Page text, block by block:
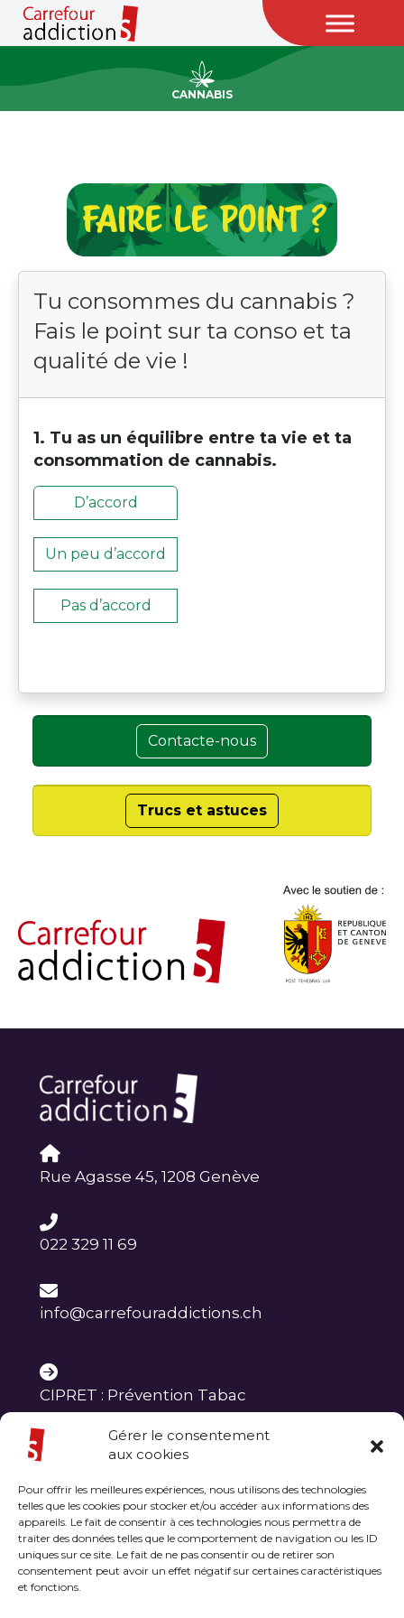
Gérer le consentement
aux cookies
Pour offrir les meilleures expériences, nous utilisons des technologies
telles que les cookies pour stocker et/ou accéder aux informations des
appareils. Le fait de consentir à ces technologies nous permettra de
traiter des données telles que le comportement de navigation ou les ID
uniques sur ce site. Le fait de ne pas consentir ou de retirer son
consentement peut avoir un effet négatif sur certaines caractéristiques
et fonctions.
CANNABIS
Tu consommes du cannabis ?
Fais le point sur ta conso et ta
qualité de vie !
1. Tu as un équilibre entre ta vie et ta
consommation de cannabis.
D’accord
Un peu d’accord
Pas d’accord
Contacte-nous
Trucs et astuces
Rue Agasse 45, 1208 Genève
022 329 11 69
info@carrefouraddictions.ch
CIPRET : Prévention Tabac
FEGPAC : Prévention Alcool et
RNVP : Prévention Jeux